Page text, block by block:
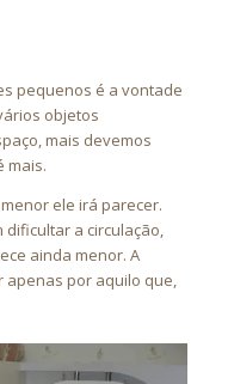
pequenos é a vontade
objetos
mais devemos
mais.
ele irá parecer.
a circulação,
ainda menor. A
por aquilo que,